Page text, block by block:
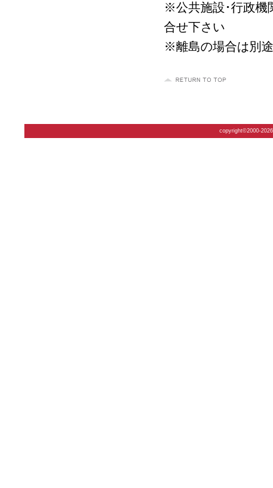
※公共施設･行政機
合せ下さい
※離島の場合は別
copyright©2000-